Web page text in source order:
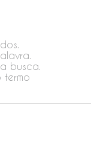
busca.
termo